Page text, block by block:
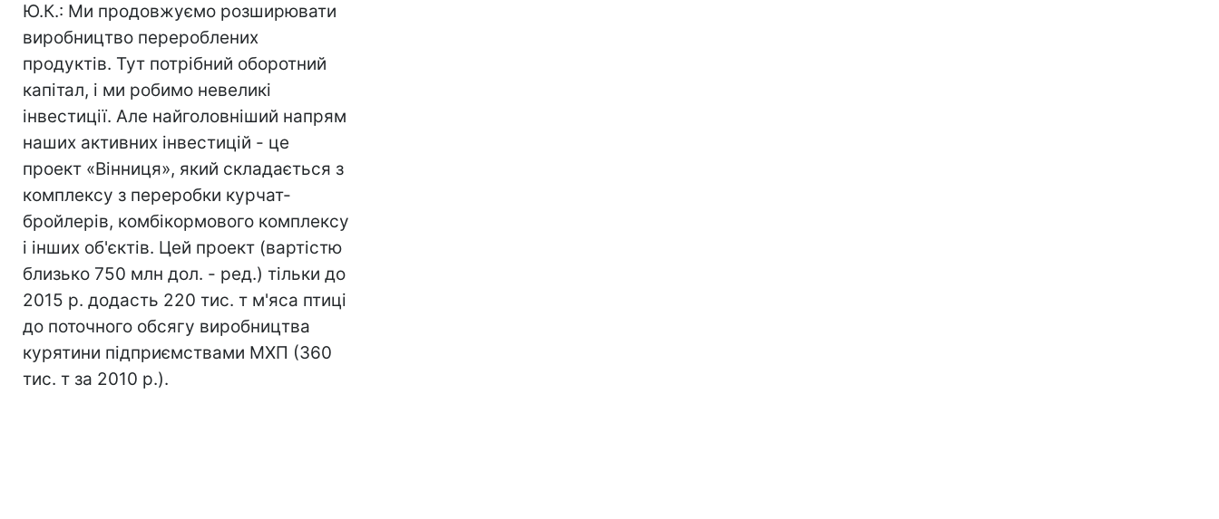
Ю.К.: Ми продовжуємо розширювати
виробництво перероблених
продуктів. Тут потрібний оборотний
капітал, і ми робимо невеликі
інвестиції. Але найголовніший напрям
наших активних інвестицій - це
проект «Вінниця», який складається з
комплексу з переробки курчат-
бройлерів, комбікормового комплексу
і інших об'єктів. Цей проект (вартістю
близько 750 млн дол. - ред.) тільки до
2015 р. додасть 220 тис. т м'яса птиці
до поточного обсягу виробництва
курятини підприємствами МХП (360
тис. т за 2010 р.).